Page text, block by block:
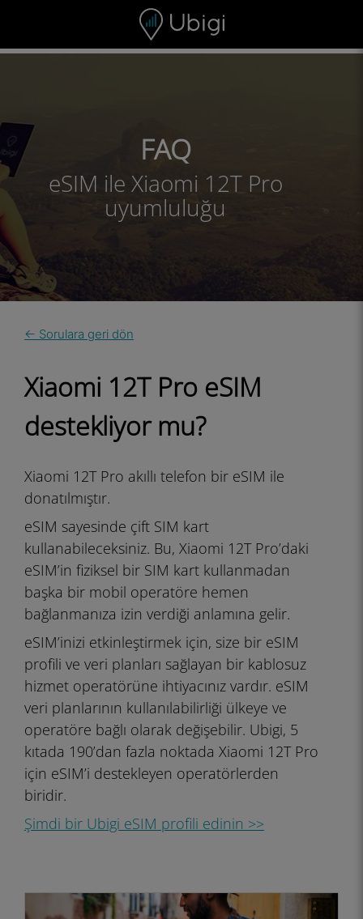
Gezinme çubuğu Alt bilgi
FAQ
eSIM ile Xiaomi 12T Pro
uyumluluğu
← Sorulara geri dön
Xiaomi 12T Pro eSIM
destekliyor mu?
Xiaomi 12T Pro akıllı telefon bir eSIM ile
donatılmıştır.
eSIM sayesinde çift SIM kart
kullanabileceksiniz. Bu, Xiaomi 12T Pro’daki
eSIM’in fiziksel bir SIM kart kullanmadan
başka bir mobil operatöre hemen
bağlanmanıza izin verdiği anlamına gelir.
eSIM’inizi etkinleştirmek için, size bir eSIM
profili ve veri planları sağlayan bir kablosuz
hizmet operatörüne ihtiyacınız vardır. eSIM
veri planlarının kullanılabilirliği ülkeye ve
operatöre bağlı olarak değişebilir. Ubigi, 5
kıtada 190’dan fazla noktada Xiaomi 12T Pro
için eSIM’i destekleyen operatörlerden
biridir.
Şimdi bir Ubigi eSIM profili edinin >>